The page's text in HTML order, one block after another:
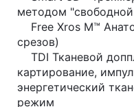
методом
Free Xros M™
срезов)
TDI Тканевой
картирование,
энергетический
режим